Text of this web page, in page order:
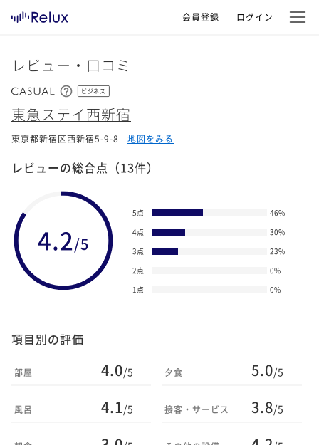
会員登録 ログイン
レビュー・口コミ
ビジネス
東急ステイ西新宿
東京都新宿区西新宿5-9-8 地図をみる
レビューの総合点 （13件）
4.2/5
5点 46%
4点
30%
3点
23%
2点
0%
1点
0%
項目別の評価
部屋 4.0/5
風呂 4.1/5
夕食 5.0/5
接客・サービス 3.8/5